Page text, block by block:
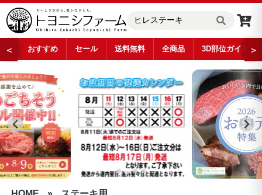
＜ おすすめ セール 送料無料 全商品 3D部位ガイド ＞